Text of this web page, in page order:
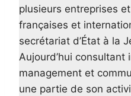
plusieurs entreprises
françaises et
secrétariat d’État à la
Aujourd’hui consultant
management et
une partie de son